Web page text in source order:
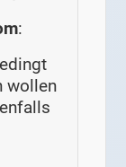
:
wollen